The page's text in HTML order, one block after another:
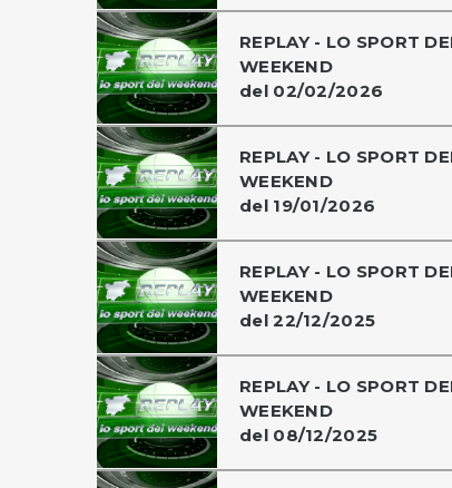
REPLAY - LO SPORT
WEEKEND
del 02/02/2026
REPLAY - LO SPORT
WEEKEND
del 19/01/2026
REPLAY - LO SPORT
WEEKEND
del 22/12/2025
REPLAY - LO SPORT
WEEKEND
del 08/12/2025